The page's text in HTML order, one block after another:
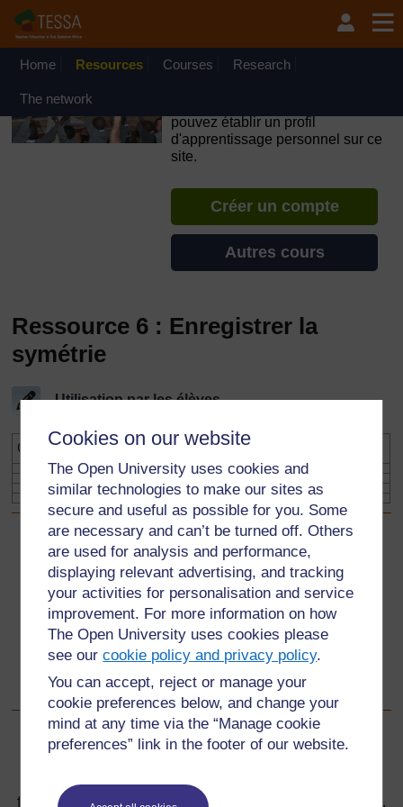
Cookies on our website
The Open University uses cookies and
similar technologies to make our sites as
secure and useful as possible for you. Some
are necessary and can’t be turned off. Others
are used for analysis and performance,
displaying relevant advertising, and tracking
your activities for personalisation and service
improvement. For more information on how
The Open University uses cookies please
see ourcookie policy and privacy policy.
You can accept, reject or manage your
cookie preferences below, and change your
mind at any time via the “Manage cookie
preferences” link in the footer of our website.
Passer au contenu principal
OpenLearn Create will be unavailable on Wednesday 12
August 2026 from 8am to 10.30am (GMT) due to routine
Home Resources Courses Research
The network
pouvez établir un profil
d'apprentissage personnel sur ce
site.
Créer un compte
Autres cours
Ressource 6 : Enregistrer la
symétrie
Utilisation par les élèves
Objet Lignes de symétrie Ordre de symétrie de rotation
Précédent
Précédent
Ressource 5 : Polygones
Suivant
Suivant
Section numéro 5 : Enseignement des transformations
Pour de plus amples informations, référez-vous à notre
foire aux questions qui peut vous fournir l'aide nécessaire.